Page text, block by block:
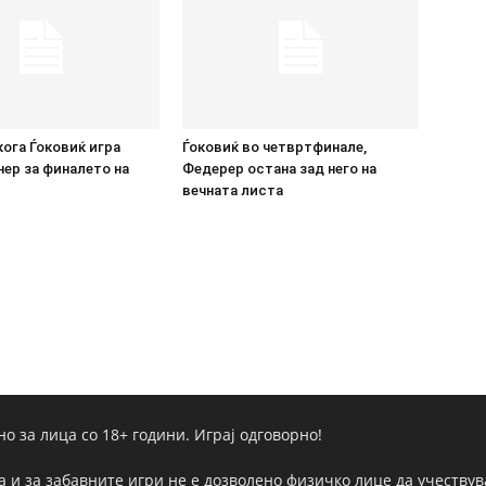
Ѓоковиќ игра
за финалето на
Ѓоковиќ во четвртфинале,
Федерер остана зад него на
вечната листа
за лица со 18+ години. Играј одговорно!
и за забавните игри не е дозволено физичко лице да